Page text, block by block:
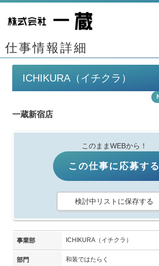
仕事情報詳細
ICHIKURA（イチクラ）
一蔵新宿店
このままWEBから！
この仕事に応募する
検討中リストに保存する
事業部 ICHIKURA（イチクラ）
部門 和装ではたらく